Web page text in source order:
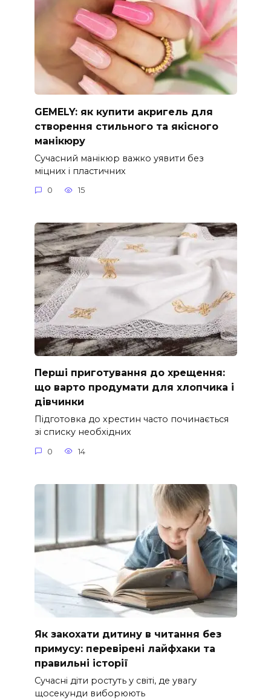
GEMELY: як купити акригель для
створення стильного та якісного
манікюру
Сучасний манікюр важко уявити без
міцних і пластичних
0 15
Перші приготування до хрещення:
що варто продумати для хлопчика і
дівчинки
Підготовка до хрестин часто починається
зі списку необхідних
0 14
Як закохати дитину в читання без
примусу: перевірені лайфхаки та
правильні історії
Сучасні діти ростуть у світі, де увагу
щосекунди виборюють